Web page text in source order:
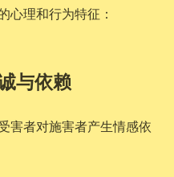
心理和行为特征：
与依赖
害者对施害者产生情感依